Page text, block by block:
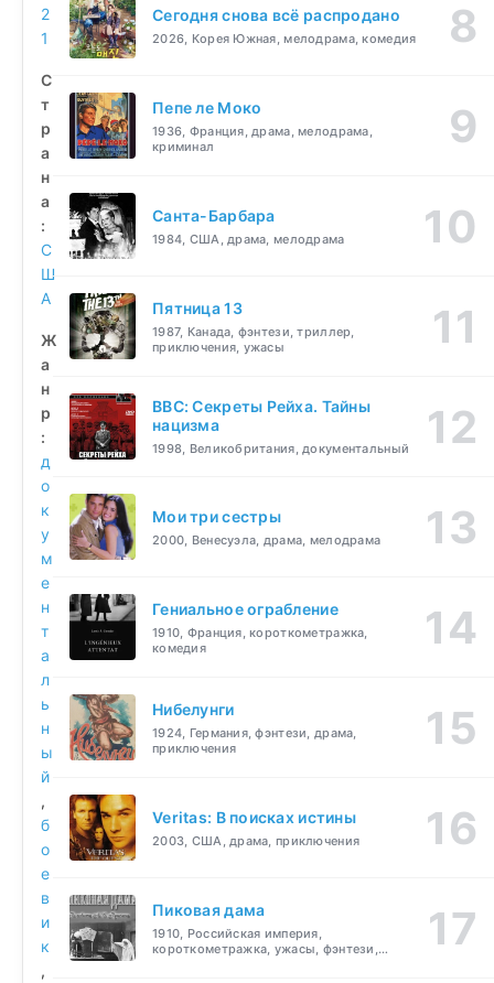
2
1
С
т
р
а
н
а
:
С
Ш
А
Ж
а
н
р
:
д
о
к
у
м
е
н
т
а
л
ь
н
ы
й
,
б
о
е
в
и
к
,
Сегодня снова всё распродано
2026, Корея Южная, мелодрама, комедия
Пепе ле Моко
1936, Франция, драма, мелодрама,
криминал
Санта-Барбара
1984, США, драма, мелодрама
Пятница 13
1987, Канада, фэнтези, триллер,
приключения, ужасы
BBC: Секреты Рейха. Тайны
нацизма
1998, Великобритания, документальный
Мои три сестры
2000, Венесуэла, драма, мелодрама
Гениальное ограбление
1910, Франция, короткометражка,
комедия
Нибелунги
1924, Германия, фэнтези, драма,
приключения
Veritas: В поисках истины
2003, США, драма, приключения
Пиковая дама
1910, Российская империя,
короткометражка, ужасы, фэнтези,